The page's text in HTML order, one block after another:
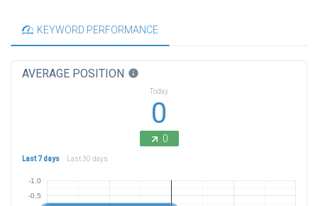
KEYWORD PERFORMANCE
AVERAGE POSITION info
Today
0
0
Last 7 days Last 30 days
-1.0
-0.5